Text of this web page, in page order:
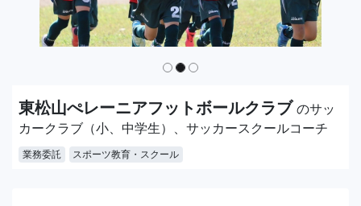
東松山ぺレーニアフットボールクラブのサッ
カークラブ（小、中学生）、サッカースクールコーチ
業務委託 スポーツ教育・スクール